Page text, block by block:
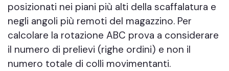
posizionati nei piani più alti della scaffalatura e
negli angoli più remoti del magazzino. Per
calcolare la rotazione ABC prova a considerare
il numero di prelievi (righe ordini) e non il
numero totale di colli movimentanti.